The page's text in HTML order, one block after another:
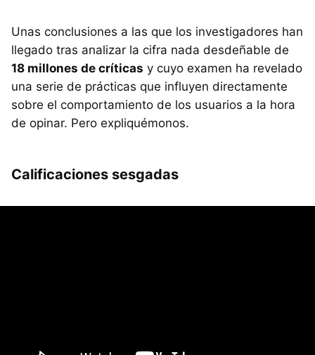
Unas conclusiones a las que los investigadores han
llegado tras analizar la cifra nada desdeñable de
18 millones de críticas y cuyo examen ha revelado
una serie de prácticas que influyen directamente
sobre el comportamiento de los usuarios a la hora
de opinar. Pero expliquémonos.
Calificaciones sesgadas